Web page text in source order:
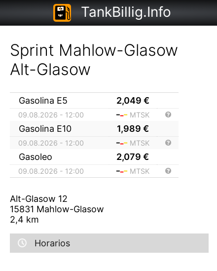
TankBillig.Info
Sprint Mahlow-Glasow
Alt-Glasow
Gasolina E5 2,049 €
09.08.2026 - 12:00 MTSK
Gasolina E10 1,989 €
09.08.2026 - 12:00 MTSK
Gasoleo 2,079 €
09.08.2026 - 12:00 MTSK
Alt-Glasow 12
15831 Mahlow-Glasow
2,4 km
Horarios